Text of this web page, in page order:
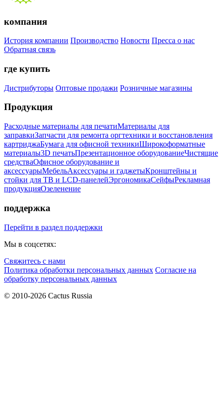
компания
История компании Производство Новости Пресса о нас
Обратная связь
где купить
Дистрибуторы Оптовые продажи Розничные магазины
Продукция
Расходные материалы для печатиМатериалы для
заправкиЗапчасти для ремонта оргтехники и восстановления
картриджаБумага для офисной техникиШирокоформатные
материалы3D печатьПрезентационное оборудованиеЧистящие
средстваОфисное оборудование и
аксессуарыМебельАксессуары и гаджетыКронштейны и
стойки для ТВ и LCD-панелейЭргономикаСейфыРекламная
продукцияОзеленение
поддержка
Перейти в раздел поддержки
Мы в соцсетях:
Свяжитесь с нами
Политика обработки персональных данных Согласие на
обработку персональных данных
© 2010-2026 Cactus Russia